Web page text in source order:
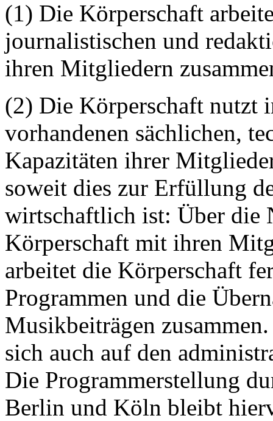
(1) Die Körperschaft
journalistischen und
ihren Mitgliedern
(2) Die Körperschaft nutzt
vorhandenen sächlichen,
Kapazitäten ihrer
soweit dies zur Erfüllung
wirtschaftlich ist: Über die
Körperschaft mit ihren
arbeitet die Körperschaft
Programmen und die
Musikbeiträgen
sich auch auf den
Die Programmerstellung
Berlin und Köln bleibt